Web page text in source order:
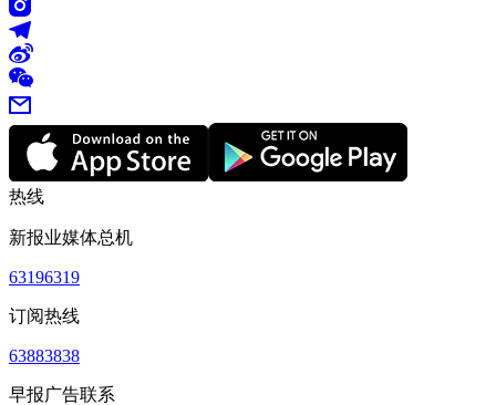
热线
新报业媒体总机
63196319
订阅热线
63883838
早报广告联系